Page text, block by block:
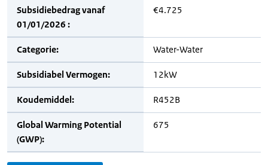
Subsidiebedrag vanaf
01/01/2026 :
€4.725
Categorie: Water-Water
Subsidiabel Vermogen: 12kW
Koudemiddel: R452B
Global Warming Potential
(GWP):
675